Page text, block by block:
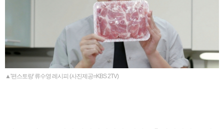
▲'편스토랑' 류수영 레시피 (사진제공=KBS 2TV)